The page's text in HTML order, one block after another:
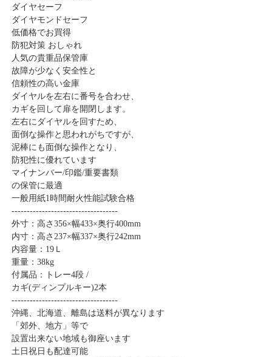
ダイヤセーフ
ダイヤモンドセーフ
低価格でお買得
防犯対策 おしゃれ
人気の貴重品保管庫
故障が少なく安全性と
信頼性の高い金庫
ダイヤルを左右に番号を合わせ、
カギを回して扉を開閉します。
左右にダイヤルを回すため、
面倒な操作と思われがちですが、
泥棒にも面倒な操作となり、
防犯性に優れています
マイナンバー/印鑑/重要書類
の保管に最適
一般用紙1時間耐火性能試験合格
-----------------------------------
外寸：高さ356×幅433×奥行400mm
内寸：高さ237×幅337×奥行242mm
内容量：19Ｌ
重量：38kg
付属品：トレー4段 /
カギ(ディンプルキー)2本
-----------------------------------
沖縄、北海道、離島は送料が異なります
「郊外、地方」等で
設置出来ない地域も御座います
土日祝日も配達可能